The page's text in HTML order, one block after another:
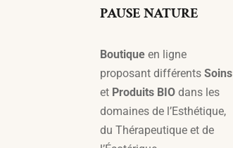
PAUSE NATURE
Boutique en ligne
proposant différents Soins
et Produits BIO dans les
domaines de l’Esthétique,
du Thérapeutique et de